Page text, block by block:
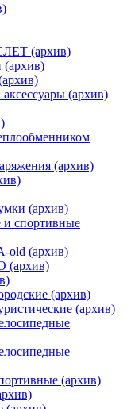
(архив)
(архив)
(архив)
(архив)
(архив)
и спортивные
(архив)
(архив)
(архив)
(архив)
(архив)